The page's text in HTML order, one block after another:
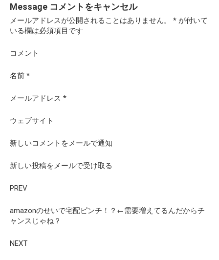
Message コメントをキャンセル
メールアドレスが公開されることはありません。 * が付いて
いる欄は必須項目です
コメント
名前 *
メールアドレス *
ウェブサイト
新しいコメントをメールで通知
新しい投稿をメールで受け取る
PREV
amazonのせいで宅配ピンチ！？←需要増えてるんだからチ
ャンスじゃね？
NEXT